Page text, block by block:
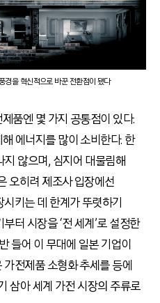
을 혁신적으로 바꾼 전환점이 됐다
품엔 몇 가지 공통점이 있다.
에너지를 많이 소비한다. 한
않으며, 심지어 대물림해
오히려 제조사 입장에선
키는 데 한계가 뚜렷하기
터 시장을 ‘전 세계’로 설정한
들어 이 무대에 일본 기업이
전제품 소형화 추세를 등에
삼아 세계 가전 시장의 주류로